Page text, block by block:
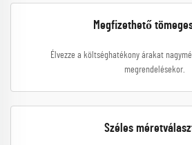
Megfizethető
Élvezze a költséghatékony árakat
megrendelésekor.
Széles